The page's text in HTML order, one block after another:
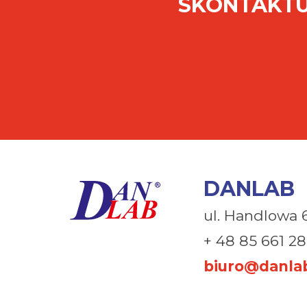
DANLAB
ul. Handlowa
+ 48 85 661